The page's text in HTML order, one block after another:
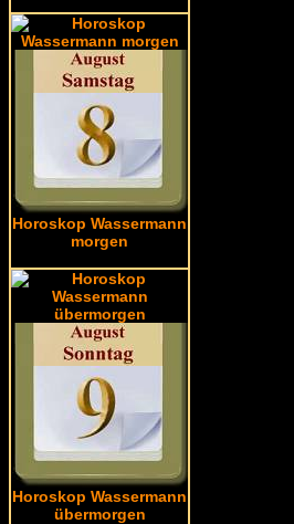
Horoskop Wassermann
morgen
Horoskop Wassermann
übermorgen